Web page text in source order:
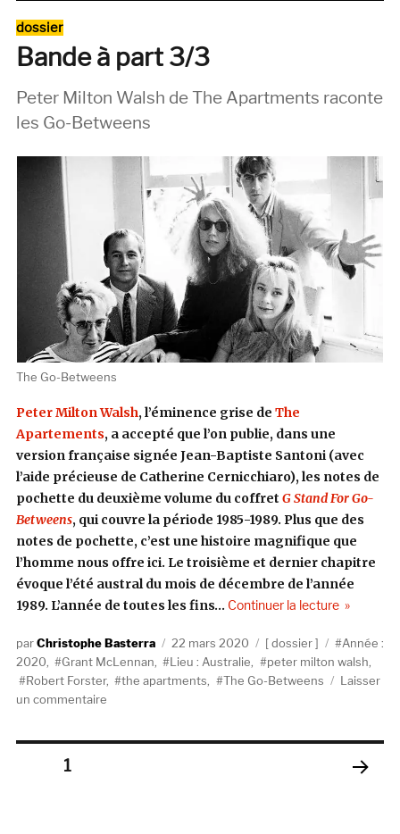
soir
#16
The
Catégories
dossier
Bande à part 3/3
Peter Milton Walsh de The Apartments raconte
les Go-Betweens
The Go-Betweens
Peter Milton Walsh, l’éminence grise de The
Apartements, a accepté que l’on publie, dans une
version française signée Jean-Baptiste Santoni (avec
l’aide précieuse de Catherine Cernicchiaro), les notes de
pochette du deuxième volume du coffret G Stand For Go-
Betweens, qui couvre la période 1985-1989. Plus que des
notes de pochette, c’est une histoire magnifique que
l’homme nous offre ici. Le troisième et dernier chapitre
évoque l’été austral du mois de décembre de l’année
1989. L’année de toutes les fins… Continuer la lecturede «
AuteurChristophe Basterra
Publié
le
22 mars 2020 Catégories
dossier Étiquettes
Année :
2020
Grant McLennan Lieu : Australie peter milton walsh
Robert Forster, the apartments The Go-Betweens
Laisser
un commentairesur
Pagination
PAGE1